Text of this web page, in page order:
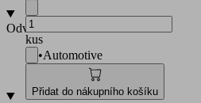
Odvětví
•Automotive
kus
Přidat do nákupního košíku